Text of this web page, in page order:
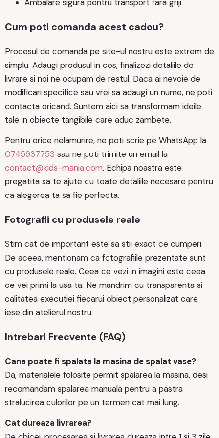
Ambalare sigura pentru transport fara griji.
Cum poti comanda acest cadou?
Procesul de comanda pe site-ul nostru este extrem de
simplu. Adaugi produsul in cos, finalizezi detaliile de
livrare si noi ne ocupam de restul. Daca ai nevoie de
modificari specifice sau vrei sa adaugi un nume, ne poti
contacta oricand. Suntem aici sa transformam ideile
tale in obiecte tangibile care aduc zambete.
Pentru orice nelamurire, ne poti scrie pe WhatsApp la
0745937753 sau ne poti trimite un email la
contact@kids-mania.com. Echipa noastra este
pregatita sa te ajute cu toate detaliile necesare pentru
ca alegerea ta sa fie perfecta.
Fotografii cu produsele reale
Stim cat de important este sa stii exact ce cumperi.
De aceea, mentionam ca fotografiile prezentate sunt
cu produsele reale. Ceea ce vezi in imagini este ceea
ce vei primi la usa ta. Ne mandrim cu transparenta si
calitatea executiei fiecarui obiect personalizat care
iese din atelierul nostru.
Intrebari Frecvente (FAQ)
Cana poate fi spalata la masina de spalat vase?
Da, materialele folosite permit spalarea la masina, desi
recomandam spalarea manuala pentru a pastra
stralucirea culorilor pe un termen cat mai lung.
Cat dureaza livrarea?